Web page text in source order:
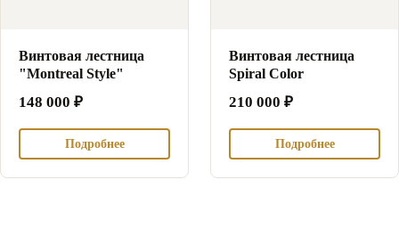
Винтовая лестница
"Montreal Style"
148 000 ₽
Подробнее
Винтовая лестница
Spiral Color
210 000 ₽
Подробнее